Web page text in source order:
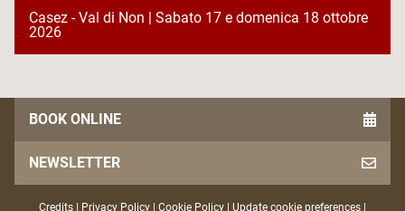
Casez - Val di Non | Sabato 17 e domenica 18 ottobre
2026
BOOK ONLINE
NEWSLETTER
Credits Privacy Policy Cookie Policy Update cookie preferences